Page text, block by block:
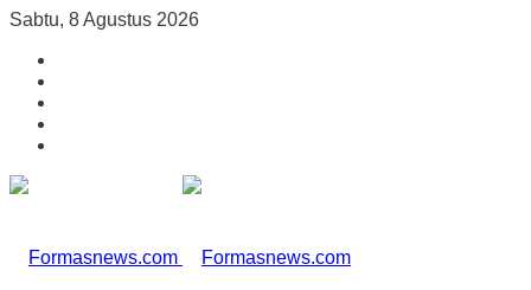
Sabtu, 8 Agustus 2026